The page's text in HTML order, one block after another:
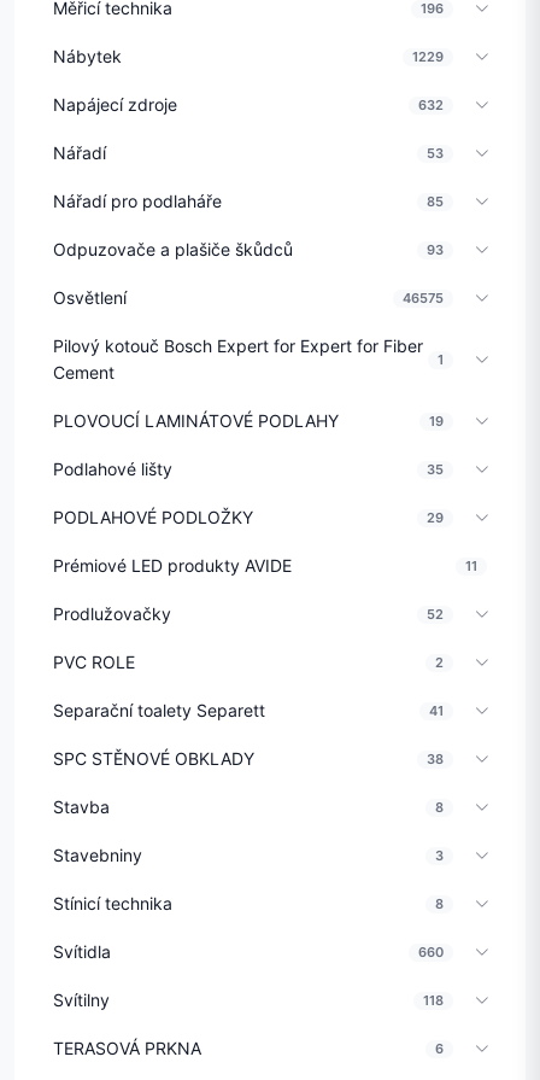
Měřicí technika 196
Nábytek 1229
Napájecí zdroje 632
Nářadí 53
Nářadí pro podlaháře 85
Odpuzovače a plašiče škůdců 93
Osvětlení 46575
Pilový kotouč Bosch Expert for Expert for Fiber
Cement
1
PLOVOUCÍ LAMINÁTOVÉ PODLAHY 19
Podlahové lišty 35
PODLAHOVÉ PODLOŽKY 29
Prémiové LED produkty AVIDE 11
Prodlužovačky 52
PVC ROLE 2
Separační toalety Separett 41
SPC STĚNOVÉ OBKLADY 38
Stavba 8
Stavebniny 3
Stínicí technika 8
Svítidla 660
Svítilny 118
TERASOVÁ PRKNA 6